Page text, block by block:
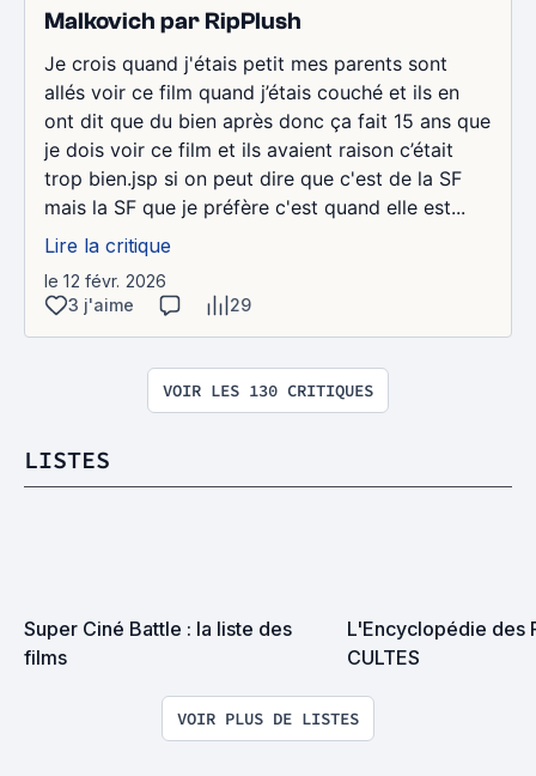
Malkovich par RipPlush
Je crois quand j'étais petit mes parents sont
allés voir ce film quand j’étais couché et ils en
ont dit que du bien après donc ça fait 15 ans que
je dois voir ce film et ils avaient raison c’était
trop bien.jsp si on peut dire que c'est de la SF
mais la SF que je préfère c'est quand elle est...
Lire la critique
le 12 févr. 2026
3 j'aime
29
VOIR LES 130 CRITIQUES
LISTES
Super Ciné Battle : la liste des
films
L'Encyclopédie des
CULTES
VOIR PLUS DE LISTES